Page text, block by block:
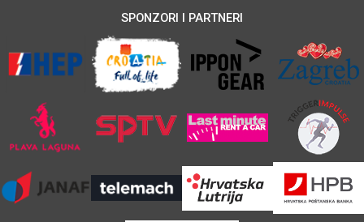
SPONZORI I PARTNERI